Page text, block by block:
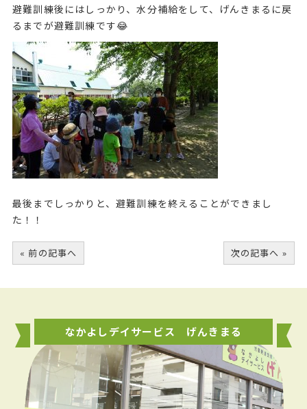
避難訓練後にはしっかり、水分補給をして、げんきまるに戻
るまでが避難訓練です😂
最後までしっかりと、避難訓練を終えることができまし
た！！
« 前の記事へ 次の記事へ »
なかよしデイサービス げんきまる